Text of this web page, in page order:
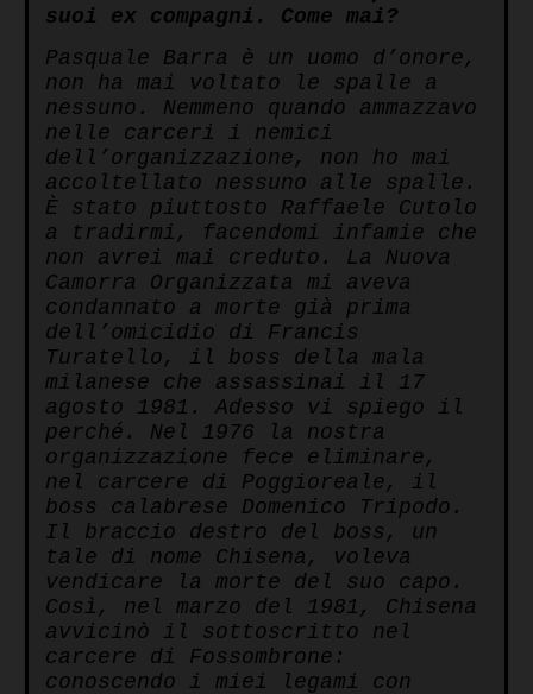
suoi ex compagni. Come mai?
Pasquale Barra è un uomo d’onore,
non ha mai voltato le spalle a
nessuno. Nemmeno quando ammazzavo
nelle carceri i nemici
dell’organizzazione, non ho mai
accoltellato nessuno alle spalle.
È stato piuttosto Raffaele Cutolo
a tradirmi, facendomi infamie che
non avrei mai creduto. La Nuova
Camorra Organizzata mi aveva
condannato a morte già prima
dell’omicidio di Francis
Turatello, il boss della mala
milanese che assassinai il 17
agosto 1981. Adesso vi spiego il
perché. Nel 1976 la nostra
organizzazione fece eliminare,
nel carcere di Poggioreale, il
boss calabrese Domenico Tripodo.
Il braccio destro del boss, un
tale di nome Chisena, voleva
vendicare la morte del suo capo.
Così, nel marzo del 1981, Chisena
avvicinò il sottoscritto nel
carcere di Fossombrone:
conoscendo i miei legami con